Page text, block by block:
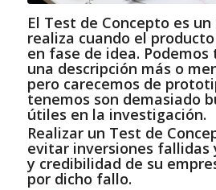
El Test de Concepto es
realiza cuando el
en fase de idea.
una descripción más o
pero carecemos de
tenemos son demasiado
útiles en la investigación.
Realizar un Test de
evitar inversiones fallidas
y credibilidad de su
por dicho fallo.